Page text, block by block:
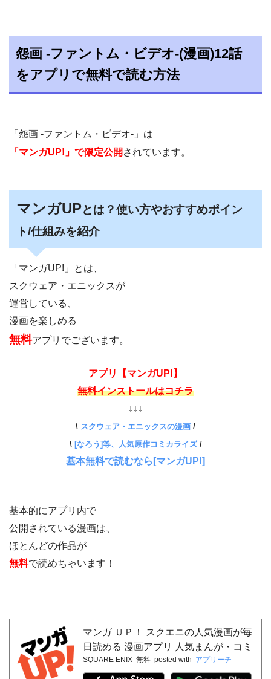
怨画 -ファントム・ビデオ-(漫画)12話
をアプリで無料で読む方法
「怨画 -ファントム・ビデオ-」は
「マンガUP!」で限定公開 されています。
マンガUPとは？使い方やおすすめポイン
ト/仕組みを紹介
「マンガUP!」とは、
スクウェア・エニックスが
運営している、
漫画を楽しめる
無料アプリでございます。
アプリ【マンガUP!】
無料インストールはコチラ
↓↓↓
\ スクウェア・エニックスの漫画 /
\ [なろう]等、人気原作コミカライズ/
基本無料で読むなら[マンガUP!]
基本的にアプリ内で
公開されている漫画は、
ほとんどの作品が
無料で読めちゃいます！
マンガ ＵＰ！ スクエニの人気漫画が毎
日読める 漫画アプリ 人気まんが・コミ
ックが無料
SQUARE ENIX 無料 posted with アプリーチ